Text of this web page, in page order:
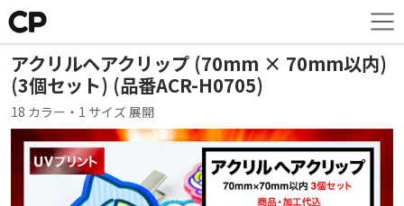
アクリルヘアクリップ (70mm × 70mm以内)
(3個セット) (品番ACR-H0705)
18 カラー・1 サイズ 展開